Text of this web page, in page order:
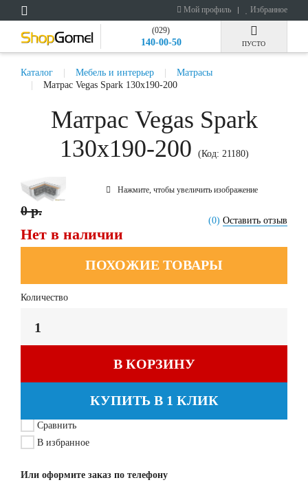
Мой профиль Избранное
(029)
140-00-50 ПУСТО
Каталог Мебель и интерьер
Матрасы
Матрас Vegas Spark 130x190-200
Матрас Vegas Spark
130x190-200
(Код: 21180)
Нажмите, чтобы увеличить изображение
(0) Оставить отзыв
0 р.
Нет в наличии
ПОХОЖИЕ ТОВАРЫ
Количество
В КОРЗИНУ
КУПИТЬ В 1 КЛИК
Сравнить
В избранное
Или оформите заказ по телефону